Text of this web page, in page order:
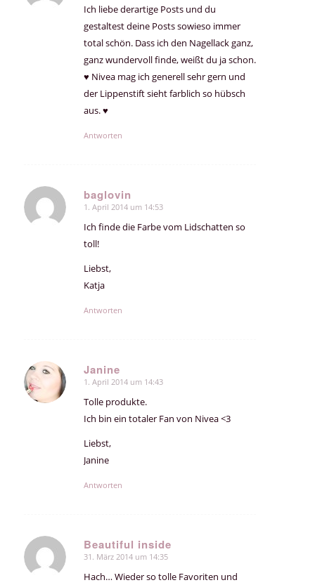
Ich liebe derartige Posts und du
gestaltest deine Posts sowieso immer
total schön. Dass ich den Nagellack ganz,
ganz wundervoll finde, weißt du ja schon.
♥ Nivea mag ich generell sehr gern und
der Lippenstift sieht farblich so hübsch
aus. ♥
Antworten
baglovin
sagte:
1. April 2014 um 14:53
Ich finde die Farbe vom Lidschatten so
toll!
Liebst,
Katja
Antworten
Janine
sagte:
1. April 2014 um 14:43
Tolle produkte.
Ich bin ein totaler Fan von Nivea <3
Liebst,
Janine
Antworten
Beautiful inside
sagte:
31. März 2014 um 14:35
Hach… Wieder so tolle Favoriten und